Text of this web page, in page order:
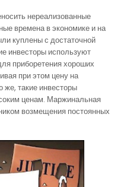
нереализованные
времена в экономике и на
куплены с достаточной
инвесторы используют
приборетения хороших
при этом цену на
же, такие инвесторы
ценам. Маржинальная
возмещения постоянных